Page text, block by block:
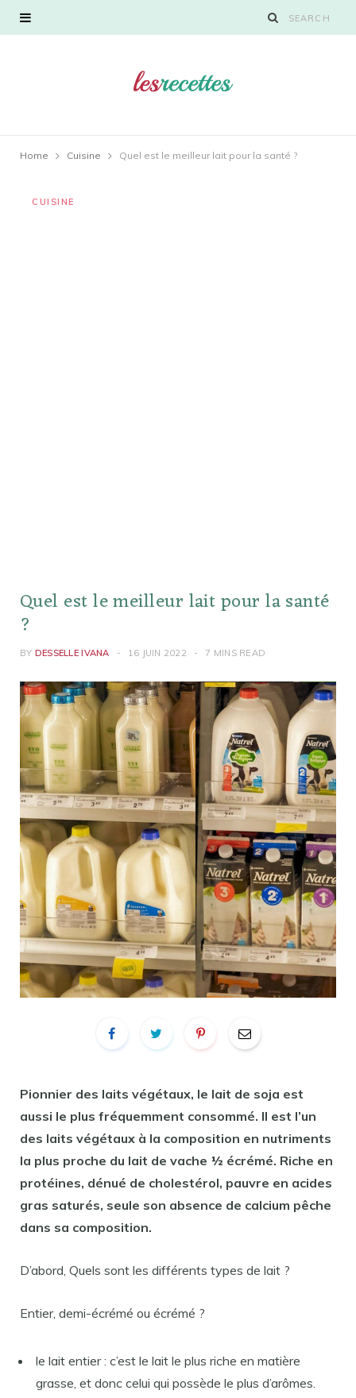
Home Cuisine Quel est le meilleur lait pour la santé ?
CUISINE
Quel est le meilleur lait pour la santé
?
BY DESSELLE IVANA 16 JUIN 2022 7 MINS READ
Pionnier des laits végétaux, le lait de soja est
aussi le plus fréquemment consommé. Il est l’un
des laits végétaux à la composition en nutriments
la plus proche du lait de vache ½ écrémé. Riche en
protéines, dénué de cholestérol, pauvre en acides
gras saturés, seule son absence de calcium pêche
dans sa composition.
D’abord, Quels sont les différents types de lait ?
Entier, demi-écrémé ou écrémé ?
le lait entier : c’est le lait le plus riche en matière
grasse, et donc celui qui possède le plus d’arômes.